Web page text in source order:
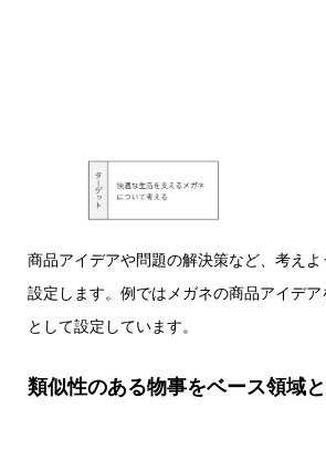
商品アイデアや問題の解決策など、考え
設定します。例ではメガネの商品アイデ
として設定しています。
類似性のある物事をベース領域